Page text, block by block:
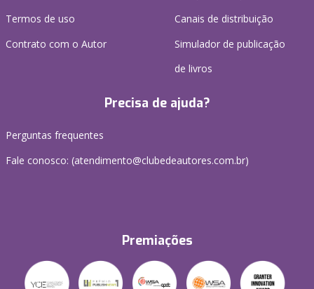
Termos de uso
Contrato com o Autor
Canais de distribuição
Simulador de publicação
de livros
Precisa de ajuda?
Perguntas frequentes
Fale conosco: (atendimento@clubedeautores.com.br)
Premiações